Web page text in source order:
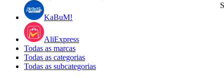
KaBuM!
AliExpress
Todas as marcas
Todas as categorias
Todas as subcategorias